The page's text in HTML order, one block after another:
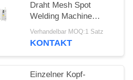
Draht Mesh Spot
Welding Machine
Multipoint für Draht-
Regal
Verhandelbar MOQ:1 Satz
KONTAKT
Einzelner Kopf-